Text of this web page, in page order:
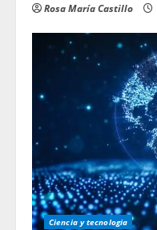
Rosa María Castillo
Ciencia y tecnologia